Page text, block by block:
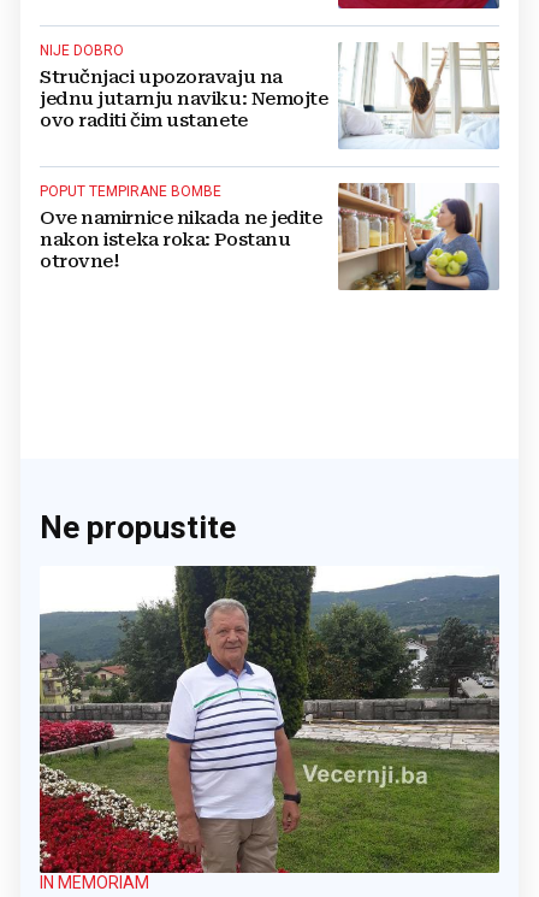
NIJE DOBRO
Stručnjaci upozoravaju na
jednu jutarnju naviku: Nemojte
ovo raditi čim ustanete
POPUT TEMPIRANE BOMBE
Ove namirnice nikada ne jedite
nakon isteka roka: Postanu
otrovne!
Ne propustite
IN MEMORIAM